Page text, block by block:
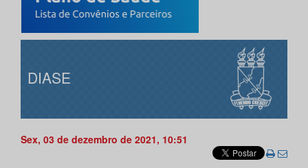
DIASE
Sex, 03 de dezembro de 2021, 10:51